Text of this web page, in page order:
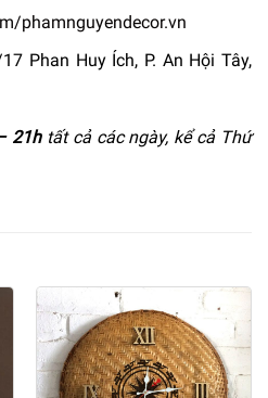
phamnguyendecor.vn
Phan Huy Ích, P. An Hội Tây,
21h tất cả các ngày, kể cả Thứ